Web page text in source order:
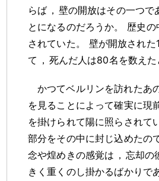
らば ， 壁の開放はその一つで
とになるのだろうか。
歴史の
されていた 。
壁が開放され
て ， 死んだ人は80名を数え
かつてベルリンを訪れたあ
を見ることによって確実に現
を掛けられて陽に照らされて
部分をその中に封じ込めたの
念や煌めきの感覚は ， 忘却の
きく重くのし掛かるばかりで